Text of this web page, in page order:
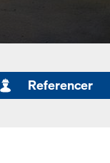
Referencer